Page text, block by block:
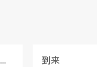
めでたいづゑ まけてもらいたい 大隅榑板 到来